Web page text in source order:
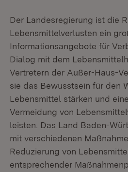
Der Landesregierung ist die
Lebensmittelverlusten ein
Informationsangebote für
Dialog mit dem
Vertretern der Außer-Haus-
sie das Bewusstsein für den
Lebensmittel stärken und
Vermeidung von
leisten. Das Land Baden-
mit verschiedenen
Reduzierung von
entsprechender